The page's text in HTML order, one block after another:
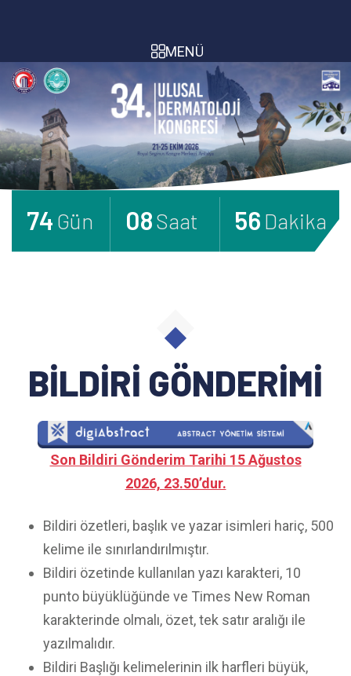
MENÜ
74 days 08hours 56 minutes
BİLDİRİ GÖNDERİMİ
Son Bildiri Gönderim Tarihi 15 Ağustos
2026, 23.50’dur.
Bildiri özetleri, başlık ve yazar isimleri hariç, 500
kelime ile sınırlandırılmıştır.
Bildiri özetinde kullanılan yazı karakteri, 10
punto büyüklüğünde ve Times New Roman
karakterinde olmalı, özet, tek satır aralığı ile
yazılmalıdır.
Bildiri Başlığı kelimelerinin ilk harfleri büyük,